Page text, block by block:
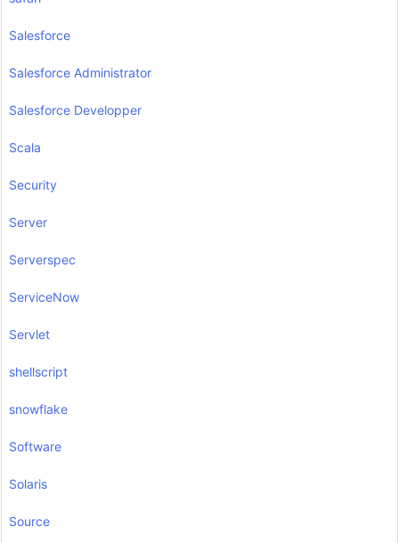
Salesforce
Salesforce Administrator
Salesforce Developper
Scala
Security
Server
Serverspec
ServiceNow
Servlet
shellscript
snowflake
Software
Solaris
Source